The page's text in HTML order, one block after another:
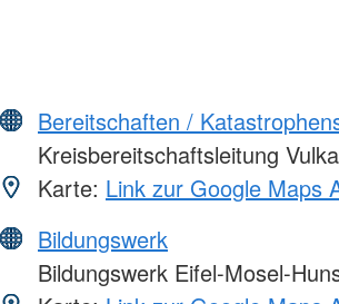
Bereitschaften /
Kreisbereitschaftsleitung
Karte: Link zur Google Maps
Bildungswerk
Bildungswerk Eifel-Mosel-